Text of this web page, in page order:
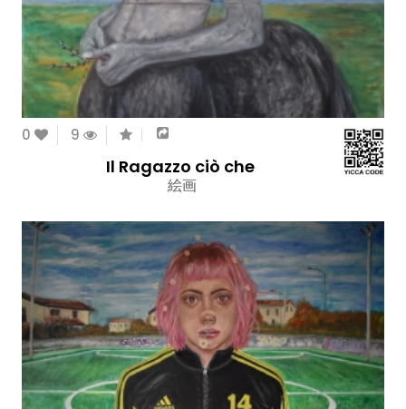
0 9
Il Ragazzo ciò che
絵画